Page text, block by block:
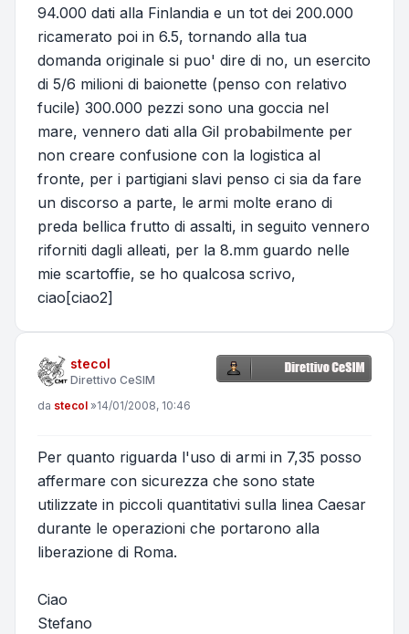
94.000 dati alla Finlandia e un tot dei 200.000
ricamerato poi in 6.5, tornando alla tua
domanda originale si puo' dire di no, un esercito
di 5/6 milioni di baionette (penso con relativo
fucile) 300.000 pezzi sono una goccia nel
mare, vennero dati alla Gil probabilmente per
non creare confusione con la logistica al
fronte, per i partigiani slavi penso ci sia da fare
un discorso a parte, le armi molte erano di
preda bellica frutto di assalti, in seguito vennero
riforniti dagli alleati, per la 8.mm guardo nelle
mie scartoffie, se ho qualcosa scrivo,
ciao[ciao2]
stecol
Direttivo CeSIM
Messaggio
da stecol »14/01/2008, 10:46
Per quanto riguarda l'uso di armi in 7,35 posso
affermare con sicurezza che sono state
utilizzate in piccoli quantitativi sulla linea Caesar
durante le operazioni che portarono alla
liberazione di Roma.
Ciao
Stefano